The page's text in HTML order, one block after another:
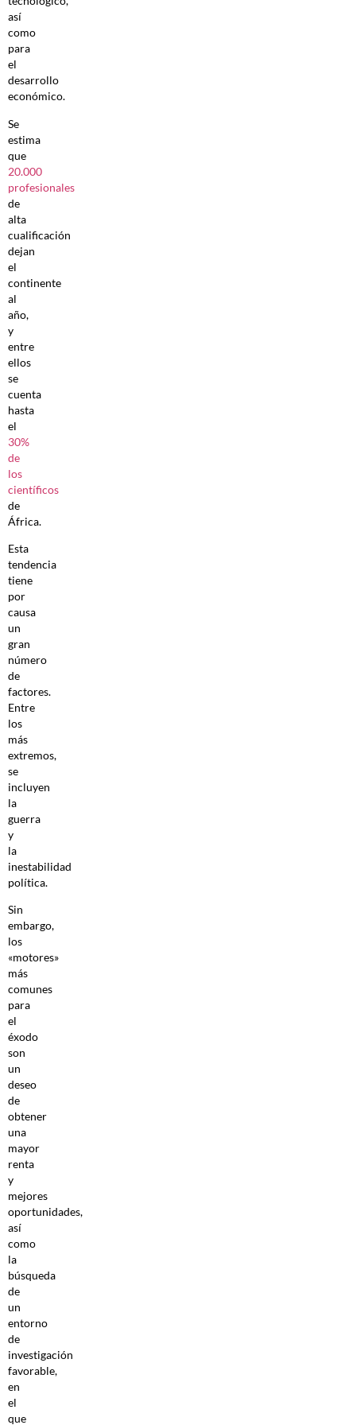
así
como
para
el
desarrollo
económico.
Se
estima
que
20.000
profesionales
de
alta
cualificación
dejan
el
continente
al
año,
y
entre
ellos
se
cuenta
hasta
el
30%
de
los
científicos
de
África.
Esta
tendencia
tiene
por
causa
un
gran
número
de
factores.
Entre
los
más
extremos,
se
incluyen
la
guerra
y
la
inestabilidad
política.
Sin
embargo,
los
«motores»
más
comunes
para
el
éxodo
son
un
deseo
de
obtener
una
mayor
renta
y
mejores
oportunidades,
así
como
la
búsqueda
de
un
entorno
de
investigación
favorable,
en
el
que